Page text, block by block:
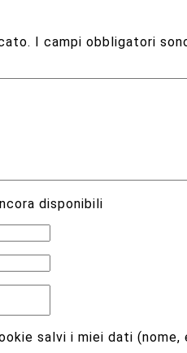
I campi obbligatori
disponibili
salvi i miei dati (nome,